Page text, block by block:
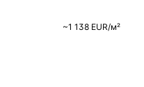
~1 138 EUR/м²